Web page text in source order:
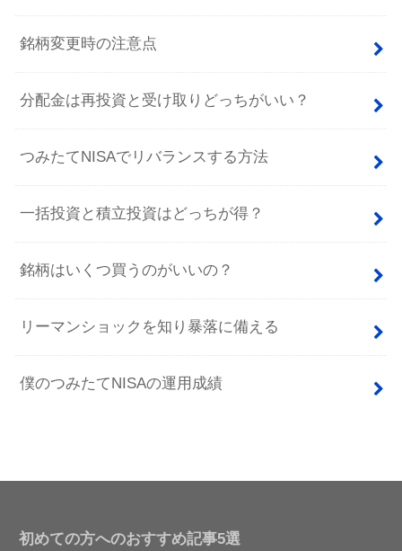
銘柄変更時の注意点
分配金は再投資と受け取りどっちがいい？
つみたてNISAでリバランスする方法
一括投資と積立投資はどっちが得？
銘柄はいくつ買うのがいいの？
リーマンショックを知り暴落に備える
僕のつみたてNISAの運用成績
初めての方へのおすすめ記事5選